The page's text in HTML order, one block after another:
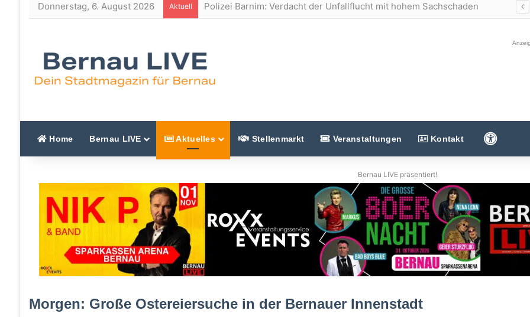
Donnerstag, 6. August 2026 Aktuell Polizei Barnim: Verdacht der Unfallflucht mit hohem Sachschaden
Home Bernau LIVE Aktuelles Stellenmarkt Veranstaltungen Kontakt
Bernau LIVE präsentiert!
Morgen: Große Ostereiersuche in der Bernauer Innenstadt